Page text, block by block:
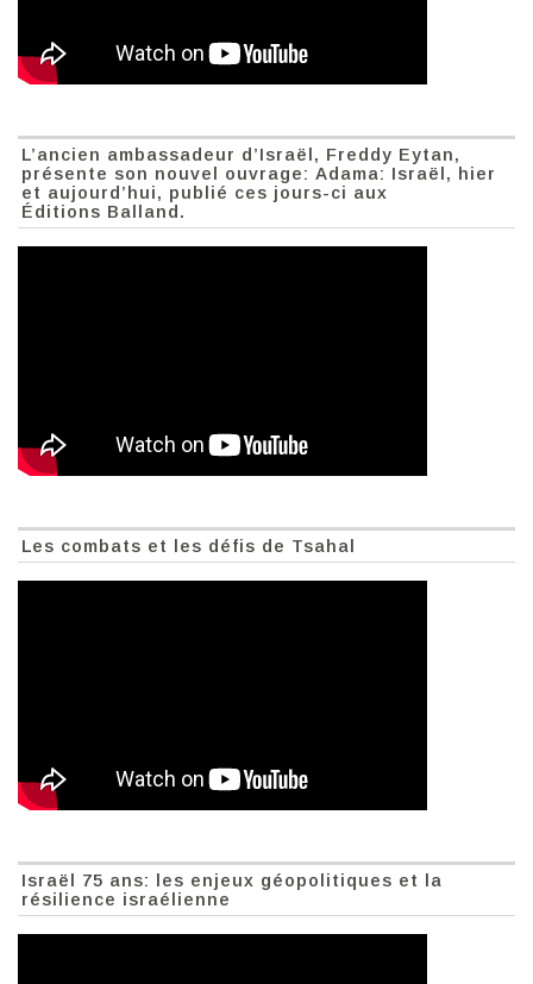
L’ancien ambassadeur d’Israël, Freddy Eytan,
présente son nouvel ouvrage: Adama: Israël, hier
et aujourd’hui, publié ces jours-ci aux
Éditions Balland.
Les combats et les défis de Tsahal
Israël 75 ans: les enjeux géopolitiques et la
résilience israélienne